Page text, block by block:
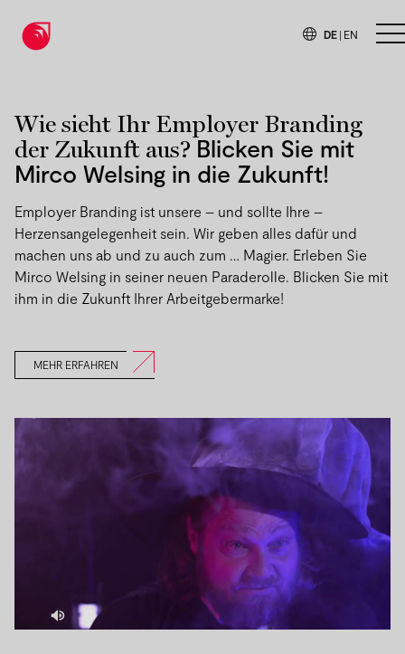
DE | EN
Wie sieht Ihr Employer Branding
der Zukunft aus? Blicken Sie mit
Mirco Welsing in die Zukunft!
Employer Branding ist unsere – und sollte Ihre –
Herzensangelegenheit sein. Wir geben alles dafür und
machen uns ab und zu auch zum … Magier. Erleben Sie
Mirco Welsing in seiner neuen Paraderolle. Blicken Sie mit
ihm in die Zukunft Ihrer Arbeitgebermarke!
MEHR ERFAHREN